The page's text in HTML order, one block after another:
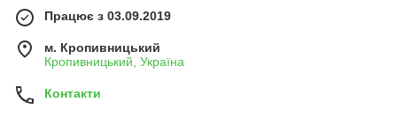
Працює з 03.09.2019
м. Кропивницький
Кропивницький, Україна
Контакти